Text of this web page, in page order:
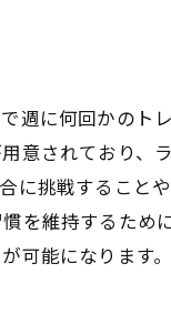
週に何回かのト
意されており、
に挑戦すること
を維持するため
可能になります。